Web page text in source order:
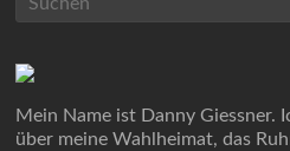
Mein Name ist Danny Giessner.
über meine Wahlheimat, das